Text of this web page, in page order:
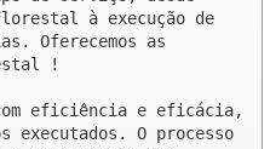
à execução de
Oferecemos as
!
eficiência e eficácia,
O processo